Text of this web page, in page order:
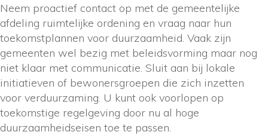
Neem proactief contact op met de gemeentelijke
afdeling ruimtelijke ordening en vraag naar hun
toekomstplannen voor duurzaamheid. Vaak zijn
gemeenten wel bezig met beleidsvorming maar nog
niet klaar met communicatie. Sluit aan bij lokale
initiatieven of bewonersgroepen die zich inzetten
voor verduurzaming. U kunt ook voorlopen op
toekomstige regelgeving door nu al hoge
duurzaamheidseisen toe te passen.